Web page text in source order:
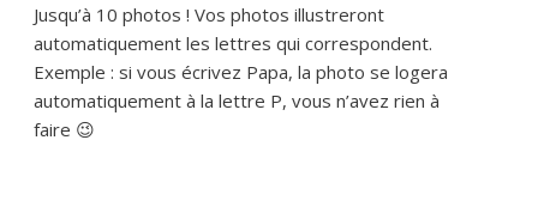
Jusqu’à 10 photos ! Vos photos illustreront
automatiquement les lettres qui correspondent.
Exemple : si vous écrivez Papa, la photo se logera
automatiquement à la lettre P, vous n’avez rien à
faire 😉